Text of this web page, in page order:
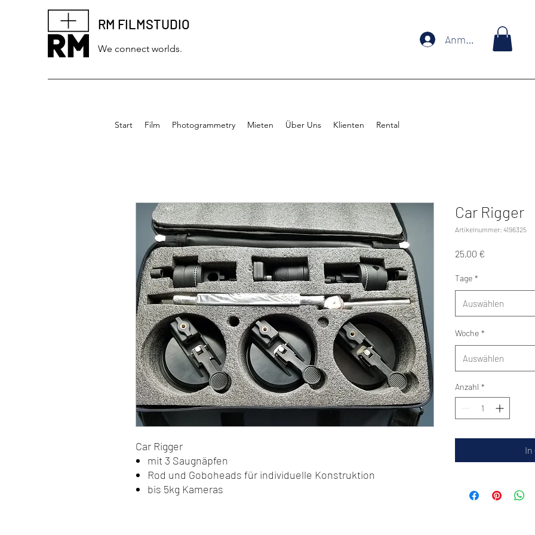
RM FILMSTUDIO
We connect worlds.
Anmelden
Car Rigger
mit 3 Saugnäpfen
Rod und Goboheads für individuelle Konstruktion
bis 5kg Kameras
Car Rigger
Artikelnummer: 4196325
25,00 €
Tage *
Auswählen
Woche *
Auswählen
Anzahl *
In
Start Film Photogrammetry Mieten Über Uns Klienten Rental